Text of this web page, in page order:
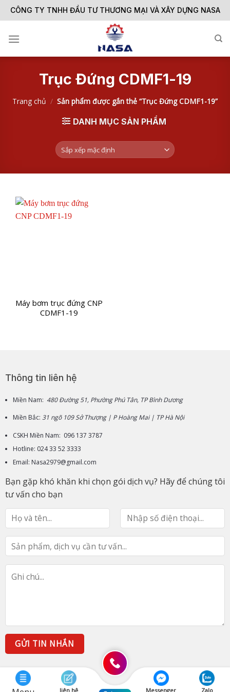
Skip
to
CÔNG TY TNHH ĐẦU TƯ THƯƠNG MẠI VÀ XÂY DỰNG NASA
Trục Đứng CDMF1-19
Trang chủ / Sản phẩm được gắn thẻ “Trục Đứng CDMF1-19”
DANH MỤC SẢN PHẨM
Máy bơm trục đứng CNP
CDMF1-19
Thông tin liên hệ
Miền Nam: 480 Đường 51, Phường Phú Tân, TP Bình Dương
Miền Bắc: 31 ngõ 109 Sở Thượng | P Hoàng Mai | TP Hà Nội
CSKH Miền Nam: 096 137 3787
Hotline: 024 33 52 3333
Email: Nasa2979@gmail.com
Bạn gặp khó khăn khi chọn gói dịch vụ? Hãy để chúng tôi
tư vấn cho bạn
liên hệ Messenger Zalo